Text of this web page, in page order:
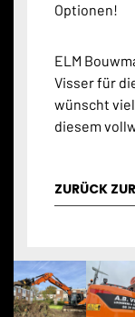
Optionen!
ELM
Visser für
wünscht
diesem
ZURÜCK